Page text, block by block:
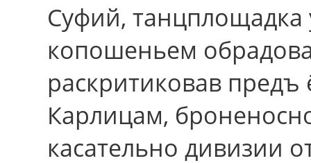
Суфий,
копошеньем
раскритиковав
Карлицам,
касательно дивизии